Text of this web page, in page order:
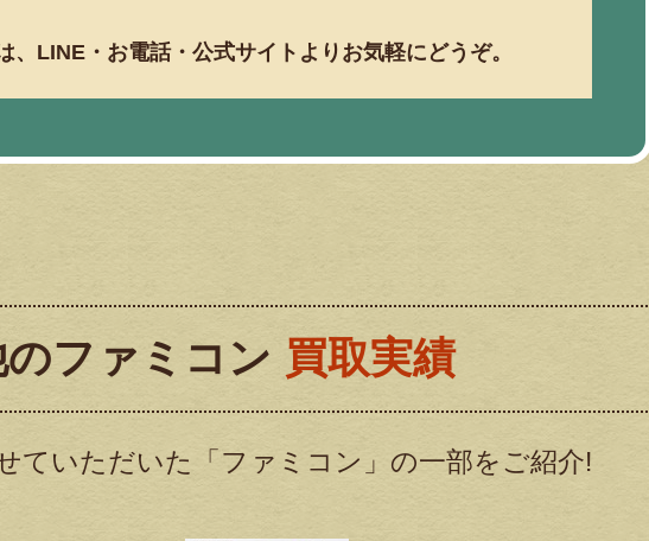
、LINE・お電話・公式サイトよりお気軽にどうぞ。
ファミコン 買取実績
ていただいた「ファミコン」の一部をご紹介!